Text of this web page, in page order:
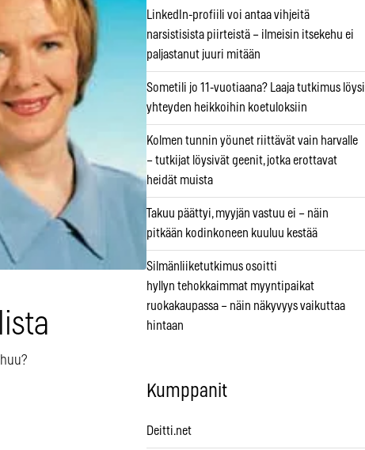
LinkedIn-profiili voi antaa vihjeitä
narsistisista piirteistä – ilmeisin itsekehu ei
paljastanut juuri mitään
Sometili jo 11-vuotiaana? Laaja tutkimus löysi
yhteyden heikkoihin koetuloksiin
Kolmen tunnin yöunet riittävät vain harvalle
– tutkijat löysivät geenit, jotka erottavat
heidät muista
Takuu päättyi, myyjän vastuu ei – näin
pitkään kodinkoneen kuuluu kestää
Silmänliiketutkimus osoitti
hyllyn tehokkaimmat myyntipaikat
ruokakaupassa – näin näkyvyys vaikuttaa
hintaan
Kumppanit
Deitti.net